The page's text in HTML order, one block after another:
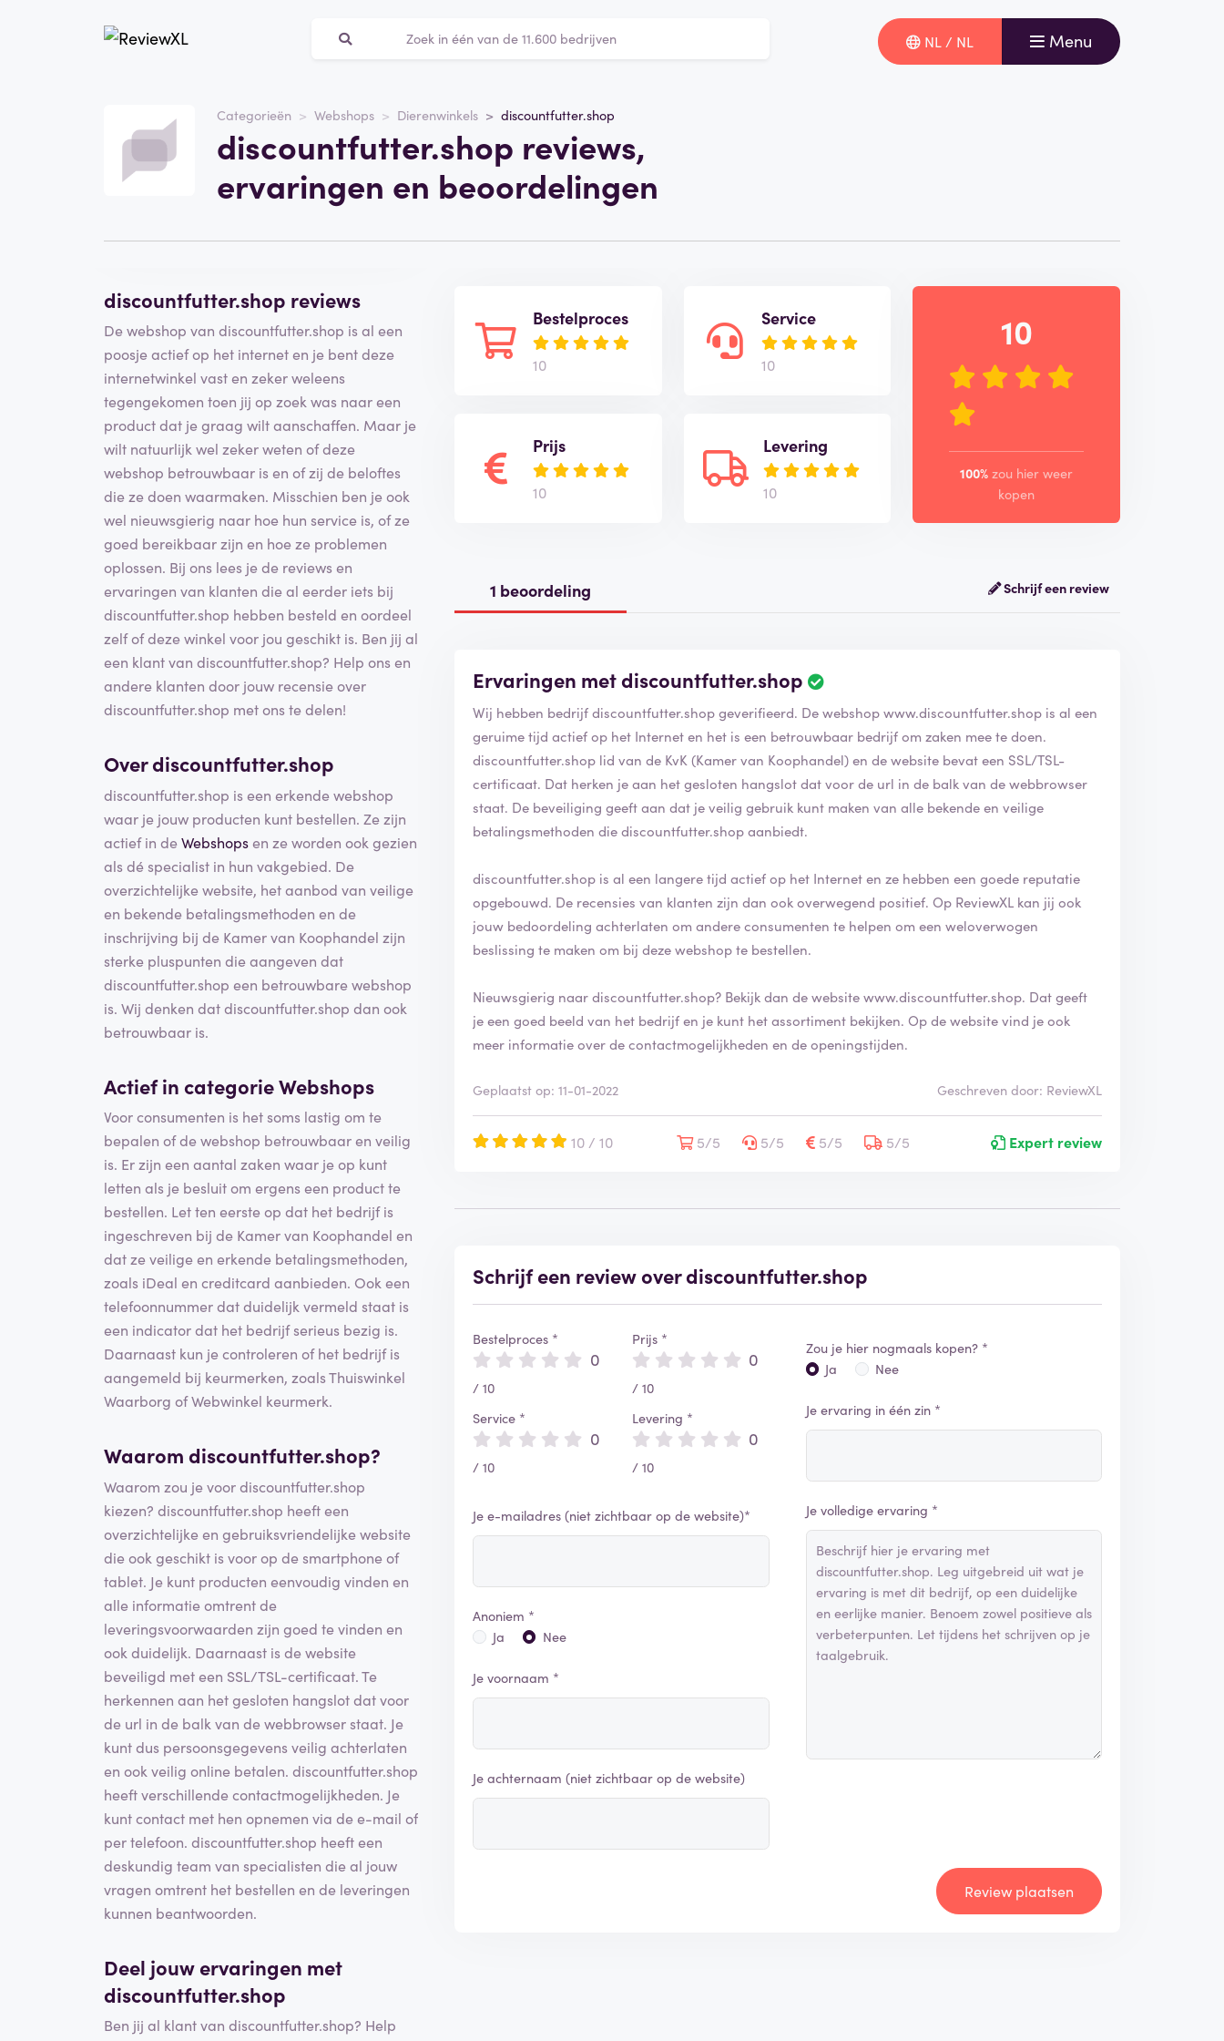
NL / NL Menu
Categorieën Webshops Dierenwinkels discountfutter.shop
discountfutter.shop reviews,
ervaringen en beoordelingen
discountfutter.shop
Categorie
Webshops
Schrijf een beoordeling
discountfutter.shop reviews
De webshop van discountfutter.shop is al een
poosje actief op het internet en je bent deze
internetwinkel vast en zeker weleens
tegengekomen toen jij op zoek was naar een
product dat je graag wilt aanschaffen. Maar je
wilt natuurlijk wel zeker weten of deze
webshop betrouwbaar is en of zij de beloftes
die ze doen waarmaken. Misschien ben je ook
wel nieuwsgierig naar hoe hun service is, of ze
goed bereikbaar zijn en hoe ze problemen
oplossen. Bij ons lees je de reviews en
ervaringen van klanten die al eerder iets bij
discountfutter.shop hebben besteld en oordeel
zelf of deze winkel voor jou geschikt is. Ben jij al
een klant van discountfutter.shop? Help ons en
andere klanten door jouw recensie over
discountfutter.shop met ons te delen!
Over discountfutter.shop
discountfutter.shop is een erkende webshop
waar je jouw producten kunt bestellen. Ze zijn
actief in deWebshopsen ze worden ook gezien
als dé specialist in hun vakgebied. De
overzichtelijke website, het aanbod van veilige
en bekende betalingsmethoden en de
inschrijving bij de Kamer van Koophandel zijn
sterke pluspunten die aangeven dat
discountfutter.shop een betrouwbare webshop
is. Wij denken dat discountfutter.shop dan ook
betrouwbaar is.
Actief in categorieWebshops
Voor consumenten is het soms lastig om te
bepalen of de webshop betrouwbaar en veilig
is. Er zijn een aantal zaken waar je op kunt
letten als je besluit om ergens een product te
bestellen. Let ten eerste op dat het bedrijf is
ingeschreven bij de Kamer van Koophandel en
dat ze veilige en erkende betalingsmethoden,
zoals iDeal en creditcard aanbieden. Ook een
telefoonnummer dat duidelijk vermeld staat is
een indicator dat het bedrijf serieus bezig is.
Daarnaast kun je controleren of het bedrijf is
aangemeld bij keurmerken, zoals Thuiswinkel
Waarborg of Webwinkel keurmerk.
Waarom discountfutter.shop?
Waarom zou je voor discountfutter.shop
kiezen? discountfutter.shop heeft een
overzichtelijke en gebruiksvriendelijke website
die ook geschikt is voor op de smartphone of
tablet. Je kunt producten eenvoudig vinden en
alle informatie omtrent de
leveringsvoorwaarden zijn goed te vinden en
ook duidelijk. Daarnaast is de website
beveiligd met een SSL/TSL-certificaat. Te
herkennen aan het gesloten hangslot dat voor
de url in de balk van de webbrowser staat. Je
kunt dus persoonsgegevens veilig achterlaten
en ook veilig online betalen. discountfutter.shop
heeft verschillende contactmogelijkheden. Je
kunt contact met hen opnemen via de e-mail of
per telefoon. discountfutter.shop heeft een
deskundig team van specialisten die al jouw
vragen omtrent het bestellen en de leveringen
kunnen beantwoorden.
Deel jouw ervaringen met
discountfutter.shop
Ben jij al klant van discountfutter.shop? Help
Bestelproces
10
Prijs
10
Service
10
Levering
10
10
100% zou hier weer
kopen
1 beoordeling Schrijf een review
Ervaringen met discountfutter.shop
Wij hebben bedrijf discountfutter.shop geverifieerd. De webshopwww.discountfutter.shop is al een
geruime tijd actief op het Internet en het is een betrouwbaar bedrijf om zaken mee te doen.
discountfutter.shop lid van de KvK (Kamer van Koophandel) en de website bevat een SSL/TSL-
certificaat. Dat herken je aan het gesloten hangslot dat voor de url in de balk van de webbrowser
staat. De beveiliging geeft aan dat je veilig gebruik kunt maken van alle bekende en veilige
betalingsmethoden die discountfutter.shop aanbiedt.
discountfutter.shop is al een langere tijd actief op het Internet en ze hebben een goede reputatie
opgebouwd. De recensies van klanten zijn dan ook overwegend positief. Op ReviewXL kan jij ook
jouw bedoordeling achterlaten om andere consumenten te helpen om een weloverwogen
beslissing te maken om bij deze webshop te bestellen.
Nieuwsgierig naar discountfutter.shop? Bekijk dan de websitewww.discountfutter.shop. Dat geeft
je een goed beeld van het bedrijf en je kunt het assortiment bekijken. Op de website vind je ook
meer informatie over de contactmogelijkheden en de openingstijden.
Geplaatst op: 11-01-2022 Geschreven door: ReviewXL
10 / 10 5/5 5/5 5/5 5/5 Expert review
Schrijf een review over discountfutter.shop
Bestelproces *
0
/ 10
Service *
0
/ 10
Prijs *
0
/ 10
Levering *
0
/ 10
Je e-mailadres (niet zichtbaar op de website)*
Anoniem *
Ja
Nee
Je voornaam *
Je achternaam (niet zichtbaar op de website)
Zou je hier nogmaals kopen? *
Ja
Nee
Je ervaring in één zin *
Je volledige ervaring *
Review plaatsen